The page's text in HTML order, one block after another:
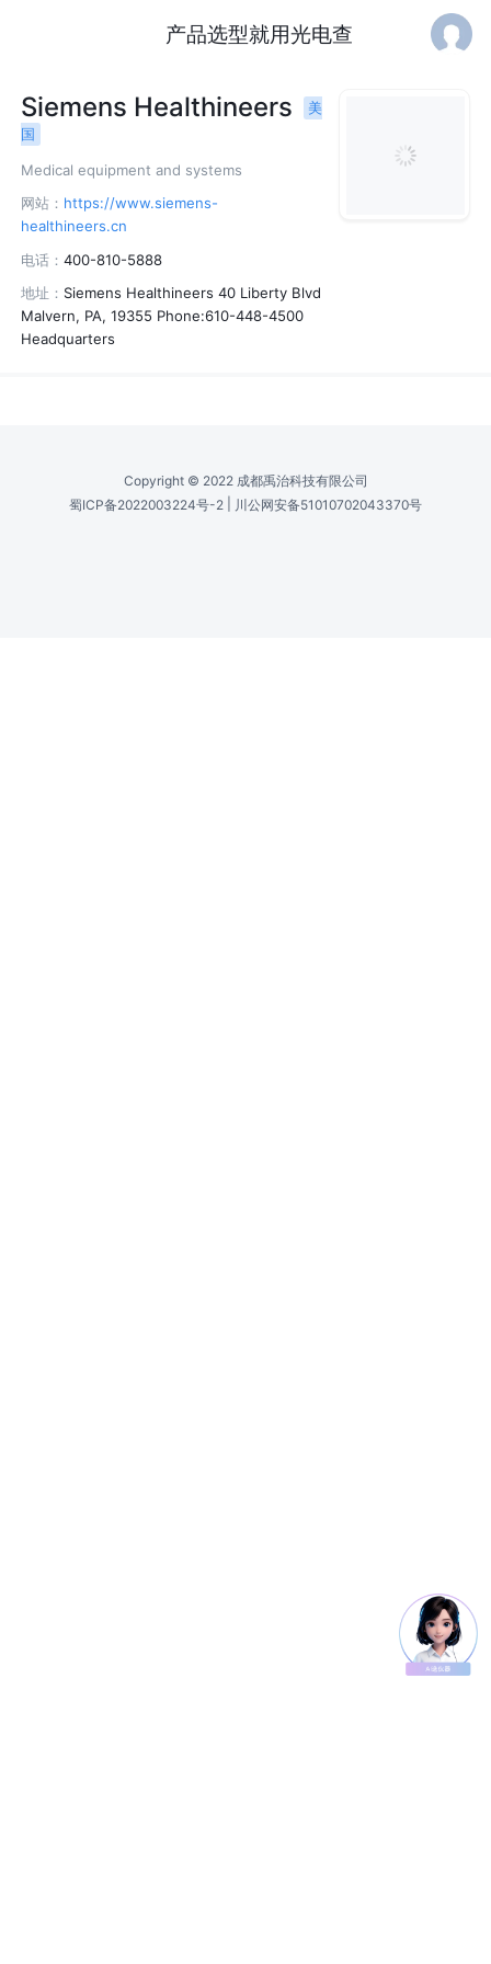
产品选型就用光电查
Siemens Healthineers
美
国
Medical equipment and systems
网站： https://www.siemens-
healthineers.cn
电话：400-810-5888
地址： Siemens Healthineers 40 Liberty Blvd
Malvern, PA, 19355 Phone:610-448-4500
Headquarters
Copyright © 2022 成都禹治科技有限公司
蜀ICP备2022003224号-2
川公网安备51010702043370号